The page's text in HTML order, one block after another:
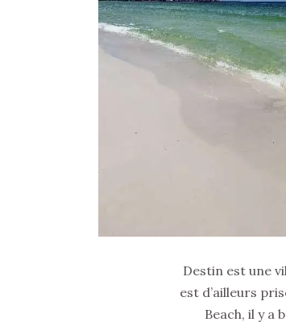
Destin est une
est d’ailleurs
Beach, il y a